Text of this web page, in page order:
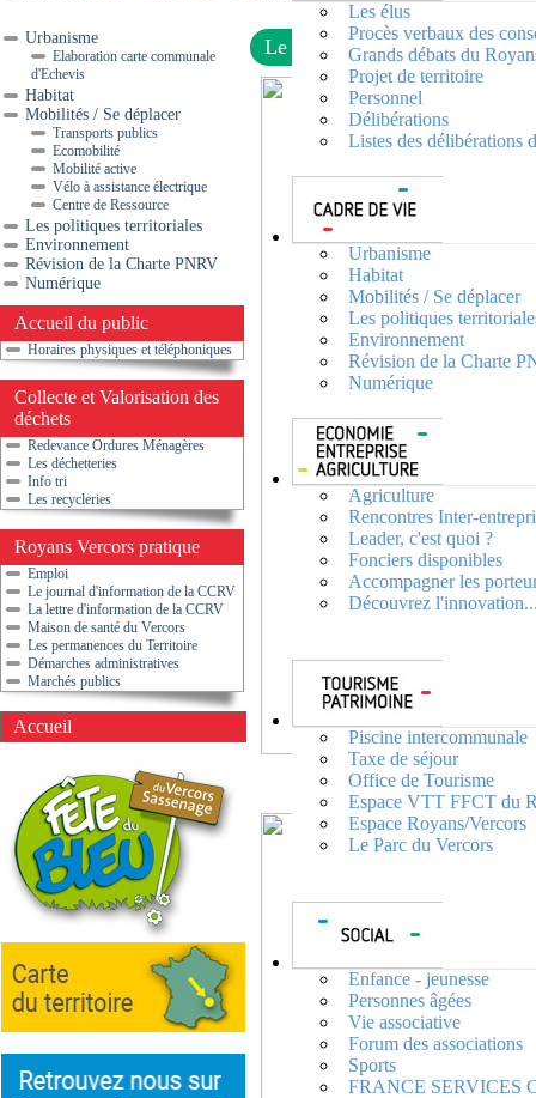
Les élus
Procès verbaux des
Grands débats du
Projet de territoire
Personnel
Délibérations
Listes des délibérations
Urbanisme
Habitat
Mobilités / Se déplacer
Les politiques
Environnement
Révision de la Charte
Numérique
Agriculture
Rencontres Inter-
Leader, c'est quoi ?
Fonciers disponibles
Accompagner les
Découvrez
Piscine intercommunale
Taxe de séjour
Office de Tourisme
Espace VTT FFCT du
Espace Royans/Vercors
Le Parc du Vercors
Enfance - jeunesse
Personnes âgées
Vie associative
Forum des associations
Sports
FRANCE SERVICES
Urbanisme
Elaboration carte communale
d'Echevis
Habitat
Mobilités / Se déplacer
Transports publics
Ecomobilité
Mobilité active
Vélo à assistance électrique
Centre de Ressource
Les politiques territoriales
Environnement
Révision de la Charte PNRV
Numérique
Accueil du public
Horaires physiques et téléphoniques
Collecte et Valorisation des
déchets
Redevance Ordures Ménagères
Les déchetteries
Info tri
Les recycleries
Royans Vercors pratique
Emploi
Le journal d'information de la CCRV
La lettre d'information de la CCRV
Maison de santé du Vercors
Les permanences du Territoire
Démarches administratives
Marchés publics
Accueil
Le Frelon asiatique, agissons !